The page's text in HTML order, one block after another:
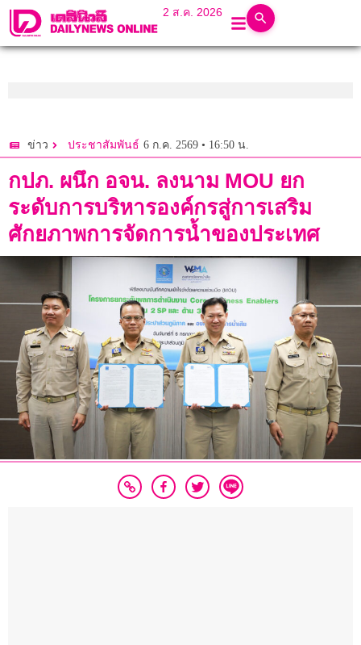
2 ส.ค. 2026
ข่าว ประชาสัมพันธ์ 6 ก.ค. 2569 • 16:50 น.
กปภ. ผนึก อจน. ลงนาม MOU ยก
ระดับการบริหารองค์กรสู่การเสริม
ศักยภาพการจัดการน้ำของประเทศ